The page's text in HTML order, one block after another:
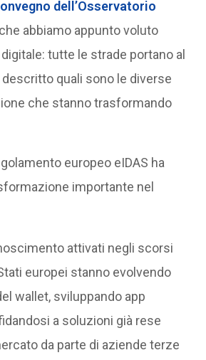
dell’Osservatorio
abbiamo appunto voluto
tutte le strade portano al
quali sono le diverse
che stanno trasformando
europeo eIDAS ha
importante nel
attivati negli scorsi
europei stanno evolvendo
wallet, sviluppando app
a soluzioni già rese
da parte di aziende terze